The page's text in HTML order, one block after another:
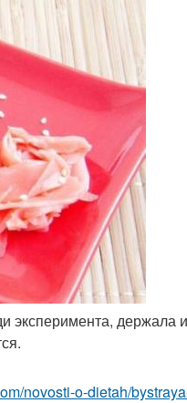
эксперимента, держала
novosti-o-dietah/